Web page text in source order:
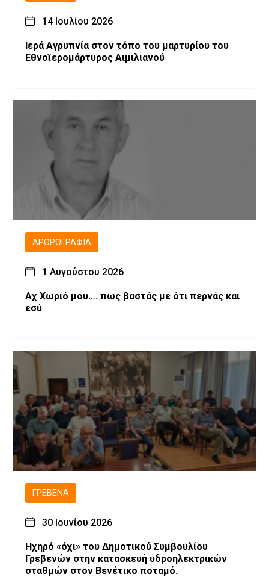
14 Ιουλίου 2026
Ιερά Αγρυπνία στον τόπο του μαρτυρίου του
Εθνοϊερομάρτυρος Αιμιλιανού
ΑΡΘΡΟΓΡΑΦΊΑ
1 Αυγούστου 2026
Αχ Χωριό μου…. πως βαστάς με ότι περνάς και
εσύ
ΓΡΕΒΕΝΆ
30 Ιουνίου 2026
Ηχηρό «όχι» του Δημοτικού Συμβουλίου
Γρεβενών στην κατασκευή υδροηλεκτρικών
σταθμών στον Βενέτικο ποταμό.